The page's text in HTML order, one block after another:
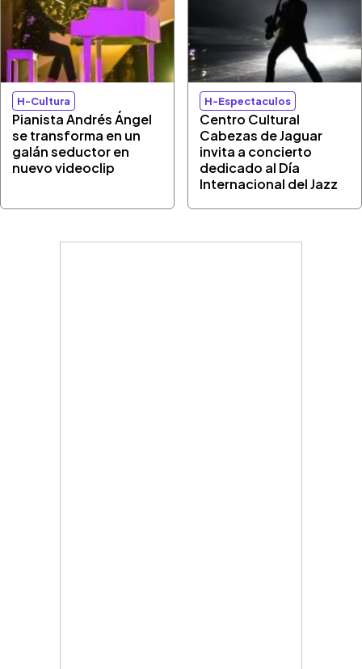
H-Cultura
Pianista Andrés Ángel
se transforma en un
galán seductor en
nuevo videoclip
H-Espectaculos
Centro Cultural
Cabezas de Jaguar
invita a concierto
dedicado al Día
Internacional del Jazz